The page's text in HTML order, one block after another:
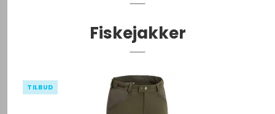
Fiskejakker
TILBUD